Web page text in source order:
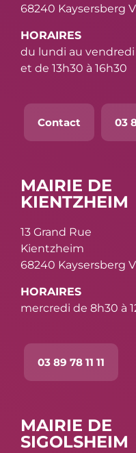
68240 Kaysersberg
HORAIRES
du lundi au vendredi
et de 13h30 à 16h30
Contact 03
MAIRIE DE
KIENTZHEIM
13 Grand Rue
Kientzheim
68240 Kaysersberg
HORAIRES
mercredi de 8h30 à
03 89 78 11 11
MAIRIE DE
SIGOLSHEIM